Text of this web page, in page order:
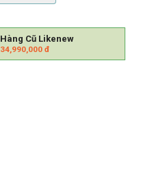
Hàng Cũ Likenew
34,990,000đ